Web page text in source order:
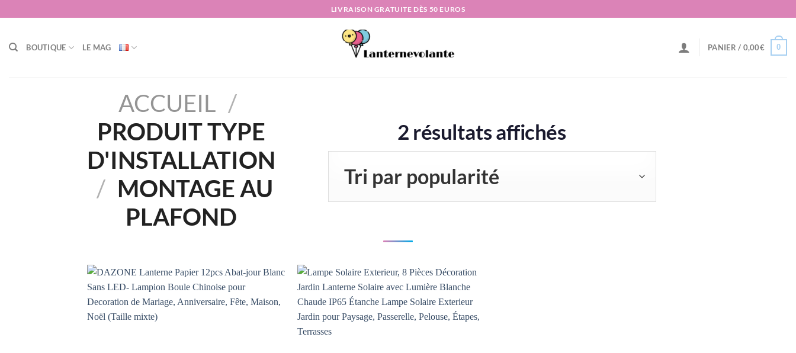
au
LIVRAISON GRATUITE DÈS 50 EUROS
BOUTIQUE LE MAG PANIER / 0,00€ 0
ACCUEIL /
PRODUIT TYPE
D'INSTALLATION
/ ‎MONTAGE AU
PLAFOND
2 résultats affichésTrié
popularité